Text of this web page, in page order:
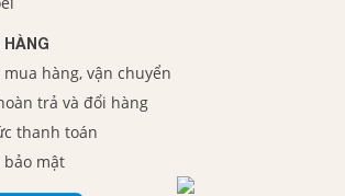
hàng, vận chuyển
trả và đổi hàng
thanh toán
bảo mật